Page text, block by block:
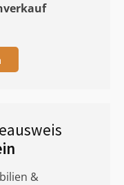
&